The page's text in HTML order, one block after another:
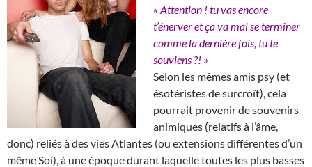
« Attention ! tu vas encore
t’énerver et ça va mal se terminer
comme la dernière fois, tu te
souviens ?! »
Selon les mêmes amis psy (et
ésotéristes de surcroît), cela
pourrait provenir de souvenirs
animiques (relatifs à l’âme,
donc) reliés à des vies Atlantes (ou extensions différentes d’un
même Soi), à une époque durant laquelle toutes les plus basses